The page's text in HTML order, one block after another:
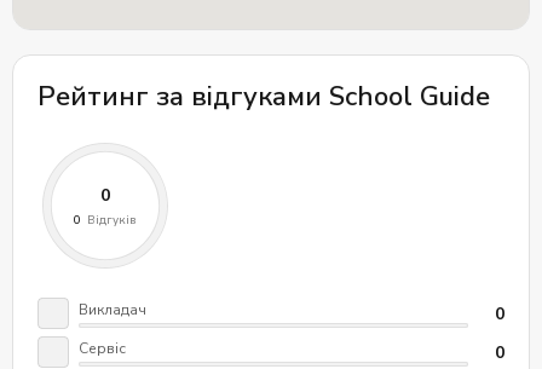
Рейтинг за відгуками School Guide
Викладач 0
Сервіс 0